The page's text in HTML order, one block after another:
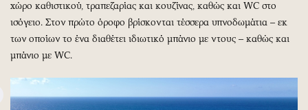
χώρο καθιστικού, τραπεζαρίας και κουζίνας, καθώς και WC στο
ισόγειο. Στον πρώτο όροφο βρίσκονται τέσσερα υπνοδωμάτια – εκ
των οποίων το ένα διαθέτει ιδιωτικό μπάνιο με ντους – καθώς και
μπάνιο με WC.